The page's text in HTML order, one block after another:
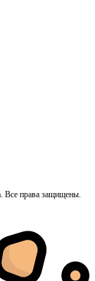
Все права защищены.